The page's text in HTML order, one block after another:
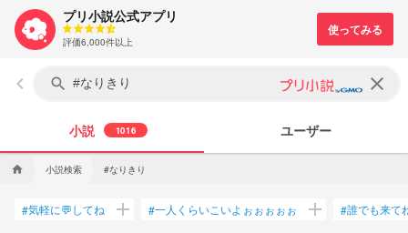
プリ小説公式アプリ
評価6,000件以上
keyboard_arrow_left search clear
小説 1016 ユーザー
home 小説検索 #なりきり
#気軽に💬してね add #一人くらいこいよぉぉぉぉぉ add #誰でも来て